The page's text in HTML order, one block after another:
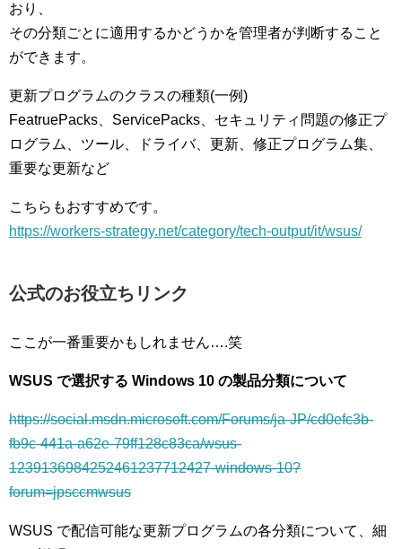
おり、
その分類ごとに適用するかどうかを管理者が判断すること
ができます。
更新プログラムのクラスの種類(一例)
FeatruePacks、ServicePacks、セキュリティ問題の修正プ
ログラム、ツール、ドライバ、更新、修正プログラム集、
重要な更新など
こちらもおすすめです。
https://workers-strategy.net/category/tech-output/it/wsus/
公式のお役立ちリンク
ここが一番重要かもしれません….笑
WSUS で選択する Windows 10 の製品分類について
https://social.msdn.microsoft.com/Forums/ja-JP/cd0efc3b-
fb9c-441a-a62e-79ff128c83ca/wsus-
1239136984252461237712427-windows-10?
forum=jpsccmwsus
WSUS で配信可能な更新プログラムの各分類について、細